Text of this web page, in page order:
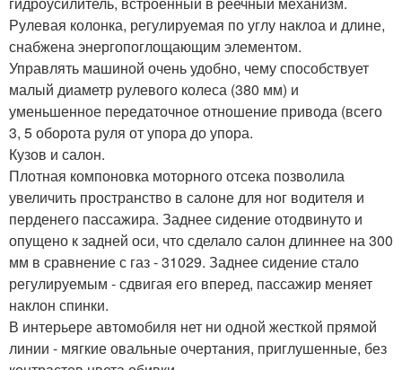
Рулевая колонка, регулируемая по углу наклоа и длине,
снабжена энергопоглощающим элементом.
Управлять машиной очень удобно, чему способствует
малый диаметр рулевого колеса (380 мм) и
уменьшенное передаточное отношение привода (всего
3, 5 оборота руля от упора до упора.
Кузов и салон.
Плотная компоновка моторного отсека позволила
увеличить пространство в салоне для ног водителя и
перденего пассажира. Заднее сидение отодвинуто и
опущено к задней оси, что сделало салон длиннее на 300
мм в сравнение с газ - 31029. Заднее сидение стало
регулируемым - сдвигая его вперед, пассажир меняет
наклон спинки.
В интерьере автомобиля нет ни одной жесткой прямой
линии - мягкие овальные очертания, приглушенные, без